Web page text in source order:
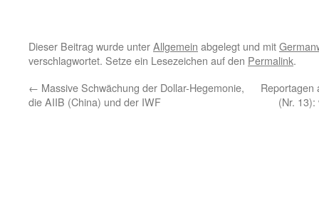
Dieser Beitrag wurde unterAllgemein abgelegt und mit
verschlagwortet. Setze ein Lesezeichen auf den Permalink.
← Massive Schwächung der Dollar-Hegemonie,
die AIIB (China) und der IWF
Reportagen
(Nr.